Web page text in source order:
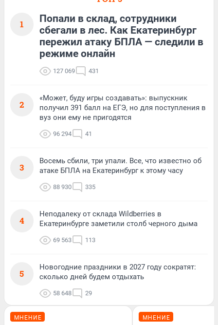
1
Попали в склад, сотрудники
сбегали в лес. Как Екатеринбург
пережил атаку БПЛА — следили в
режиме онлайн
127 069 431
2
«Может, буду игры создавать»: выпускник
получил 391 балл на ЕГЭ, но для поступления в
вуз они ему не пригодятся
96 294 41
3
Восемь сбили, три упали. Все, что известно об
атаке БПЛА на Екатеринбург к этому часу
88 930 335
4
Неподалеку от склада Wildberries в
Екатеринбурге заметили столб черного дыма
69 563 113
5
Новогодние праздники в 2027 году сократят:
сколько дней будем отдыхать
58 648 29
МНЕНИЕ МНЕНИЕ